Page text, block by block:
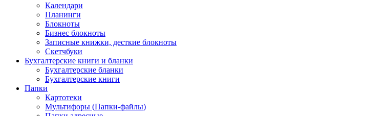
Календари
Планинги
Блокноты
Бизнес блокноты
Записные книжки, десткие блокноты
Скетчбуки
Бухгалтерские книги и бланки
Бухгалтерские бланки
Бухгалтерские книги
Папки
Картотеки
Мультифоры (Папки-файлы)